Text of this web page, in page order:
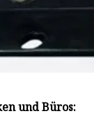
und Büros: